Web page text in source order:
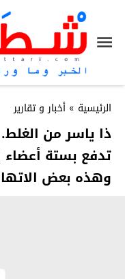
الرئيسية » أخبار و تقارير
ذا ياسر من
تدفع بستة أعضاء
وهذه بعض